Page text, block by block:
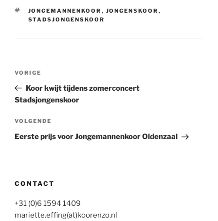
TAGS
JONGEMANNENKOOR , JONGENSKOOR ,
STADSJONGENSKOOR
Vorig
bericht
VORIGE
Koor kwijt tijdens zomerconcert
Stadsjongenskoor
Volgend
bericht
VOLGENDE
Eerste prijs voor Jongemannenkoor Oldenzaal
CONTACT
+31 (0)6 1594 1409
mariette.effing(at)koorenzo.nl